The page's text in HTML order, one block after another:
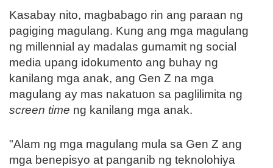
Kasabay nito, magbabago rin ang paraan ng
pagiging magulang. Kung ang mga magulang
ng millennial ay madalas gumamit ng social
media upang idokumento ang buhay ng
kanilang mga anak, ang Gen Z na mga
magulang ay mas nakatuon sa paglilimita ng
screen time ng kanilang mga anak.
"Alam ng mga magulang mula sa Gen Z ang
mga benepisyo at panganib ng teknolohiya